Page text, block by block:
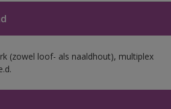
(zowel loof- als naaldhout), multiplex